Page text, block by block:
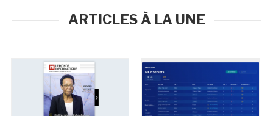
ARTICLES À LA UNE